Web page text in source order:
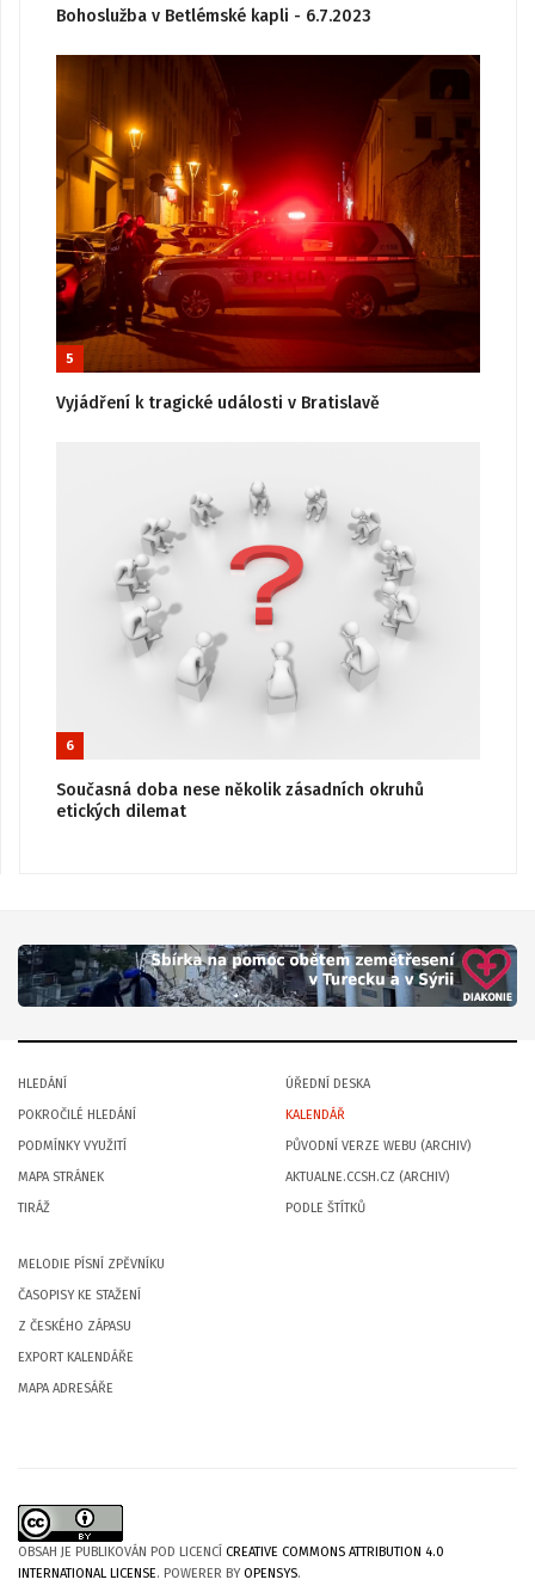
Bohoslužba v Betlémské kapli - 6.7.2023
5
Vyjádření k tragické události v Bratislavě
6
Současná doba nese několik zásadních okruhů
etických dilemat
HLEDÁNÍ
POKROČILÉ HLEDÁNÍ
PODMÍNKY VYUŽITÍ
MAPA STRÁNEK
TIRÁŽ
ÚŘEDNÍ DESKA
KALENDÁŘ
PŮVODNÍ VERZE WEBU (ARCHIV)
AKTUALNE.CCSH.CZ (ARCHIV)
PODLE ŠTÍTKŮ
MELODIE PÍSNÍ ZPĚVNÍKU
ČASOPISY KE STAŽENÍ
Z ČESKÉHO ZÁPASU
EXPORT KALENDÁŘE
MAPA ADRESÁŘE
OBSAH JE PUBLIKOVÁN POD LICENCÍ CREATIVE COMMONS ATTRIBUTION 4.0
INTERNATIONAL LICENSE. POWERER BYOPENSYS.